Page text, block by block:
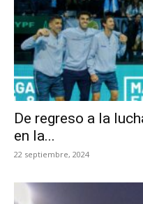
De regreso a la
en la...
22 septiembre, 2024